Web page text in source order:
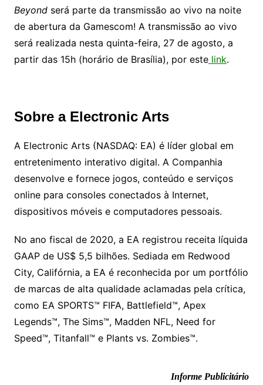
Beyondserá parte da transmissão ao vivo na noite
de abertura da Gamescom! A transmissão ao vivo
será realizada nesta quinta-feira, 27 de agosto, a
partir das 15h (horário de Brasília), por estelink.
Sobre a Electronic Arts
A Electronic Arts (NASDAQ: EA) é líder global em
entretenimento interativo digital. A Companhia
desenvolve e fornece jogos, conteúdo e serviços
online para consoles conectados à Internet,
dispositivos móveis e computadores pessoais.
No ano fiscal de 2020, a EA registrou receita líquida
GAAP de US$ 5,5 bilhões. Sediada em Redwood
City, Califórnia, a EA é reconhecida por um portfólio
de marcas de alta qualidade aclamadas pela crítica,
como EA SPORTS™ FIFA, Battlefield™, Apex
Legends™, The Sims™, Madden NFL, Need for
Speed™, Titanfall™ e Plants vs. Zombies™.
Informe Publicitário